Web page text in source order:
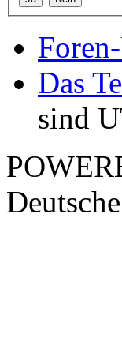
Das
sind